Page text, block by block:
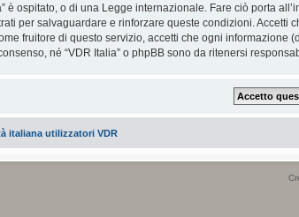
è ospitato, o di una Legge internazionale. Fare ciò porta
per salvaguardare e rinforzare queste condizioni. Accetti
fruitore di questo servizio, accetti che ogni
né “VDR Italia” o phpBB sono da ritenersi
italiana utilizzatori VDR